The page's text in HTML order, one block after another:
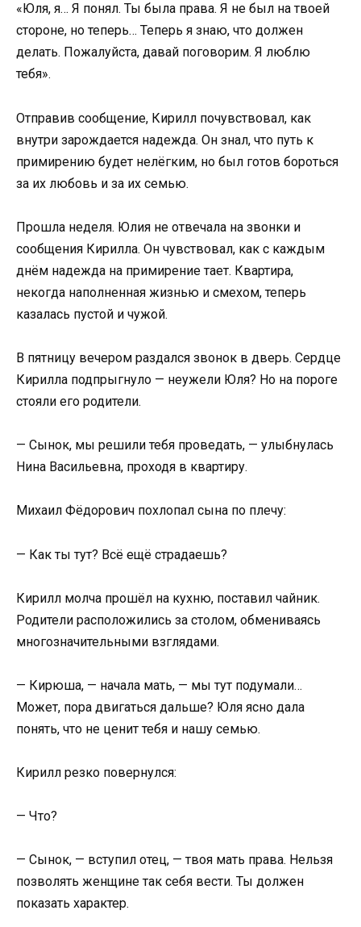
«Юля, я… Я понял. Ты была права. Я не был на твоей
стороне, но теперь… Теперь я знаю, что должен
делать. Пожалуйста, давай поговорим. Я люблю
тебя».
Отправив сообщение, Кирилл почувствовал, как
внутри зарождается надежда. Он знал, что путь к
примирению будет нелёгким, но был готов бороться
за их любовь и за их семью.
Прошла неделя. Юлия не отвечала на звонки и
сообщения Кирилла. Он чувствовал, как с каждым
днём надежда на примирение тает. Квартира,
некогда наполненная жизнью и смехом, теперь
казалась пустой и чужой.
В пятницу вечером раздался звонок в дверь. Сердце
Кирилла подпрыгнуло — неужели Юля? Но на пороге
стояли его родители.
— Сынок, мы решили тебя проведать, — улыбнулась
Нина Васильевна, проходя в квартиру.
Михаил Фёдорович похлопал сына по плечу:
— Как ты тут? Всё ещё страдаешь?
Кирилл молча прошёл на кухню, поставил чайник.
Родители расположились за столом, обмениваясь
многозначительными взглядами.
— Кирюша, — начала мать, — мы тут подумали…
Может, пора двигаться дальше? Юля ясно дала
понять, что не ценит тебя и нашу семью.
Кирилл резко повернулся:
— Что?
— Сынок, — вступил отец, — твоя мать права. Нельзя
позволять женщине так себя вести. Ты должен
показать характер.